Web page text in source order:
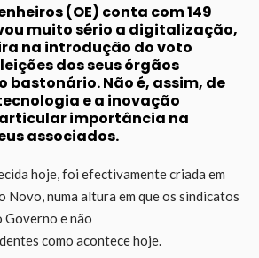
(OE) conta com 149
muito sério a digitalização,
na introdução do voto
dos seus órgãos
bastonário. Não é, assim, de
e a inovação
importância na
associados.
hoje, foi efectivamente criada em
Novo, numa altura em que os sindicatos
e não
como acontece hoje.